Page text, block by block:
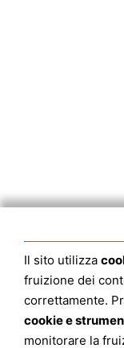
Il sito utilizza
fruizione dei
correttamente.
cookie e
monitorare la